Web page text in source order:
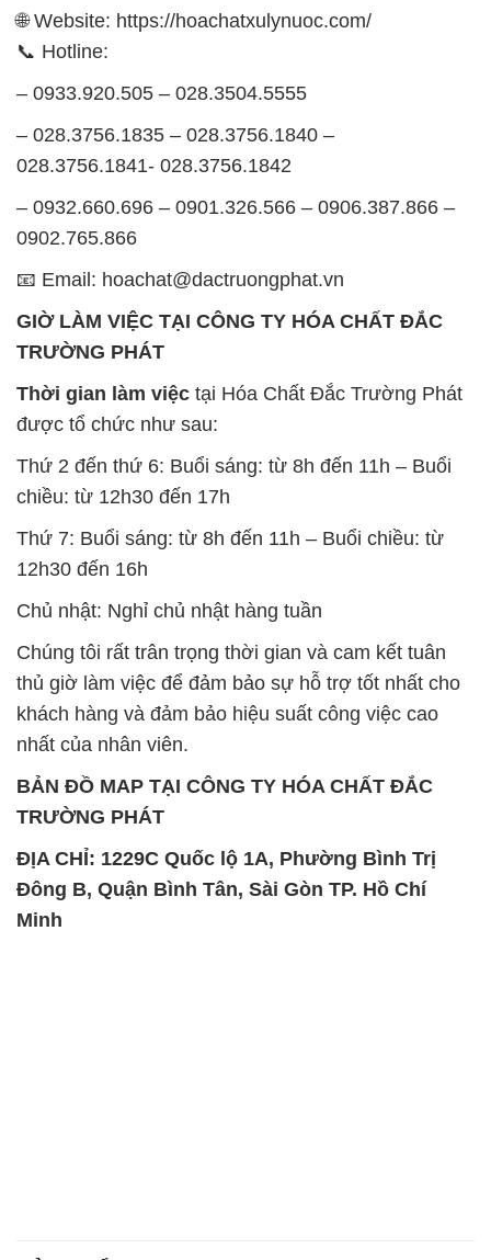
🌐 Website: https://hoachatxulynuoc.com/
📞 Hotline:
– 0933.920.505 – 028.3504.5555
– 028.3756.1835 – 028.3756.1840 –
028.3756.1841- 028.3756.1842
– 0932.660.696 – 0901.326.566 – 0906.387.866 –
0902.765.866
📧 Email: hoachat@dactruongphat.vn
GIỜ LÀM VIỆC TẠI CÔNG TY HÓA CHẤT ĐẮC
TRƯỜNG PHÁT
Thời gian làm việc tại Hóa Chất Đắc Trường Phát
được tổ chức như sau:
Thứ 2 đến thứ 6: Buổi sáng: từ 8h đến 11h – Buổi
chiều: từ 12h30 đến 17h
Thứ 7: Buổi sáng: từ 8h đến 11h – Buổi chiều: từ
12h30 đến 16h
Chủ nhật: Nghỉ chủ nhật hàng tuần
Chúng tôi rất trân trọng thời gian và cam kết tuân
thủ giờ làm việc để đảm bảo sự hỗ trợ tốt nhất cho
khách hàng và đảm bảo hiệu suất công việc cao
nhất của nhân viên.
BẢN ĐỒ MAP TẠI CÔNG TY HÓA CHẤT ĐẮC
TRƯỜNG PHÁT
ĐỊA CHỈ: 1229C Quốc lộ 1A, Phường Bình Trị
Đông B, Quận Bình Tân, Sài Gòn TP. Hồ Chí
Minh